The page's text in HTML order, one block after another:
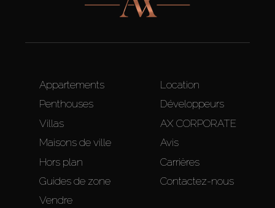
Appartements
Penthouses
Villas
Maisons de ville
Hors plan
Guides de zone
Vendre
Location
Développeurs
AX CORPORATE
Avis
Carrières
Contactez-nous